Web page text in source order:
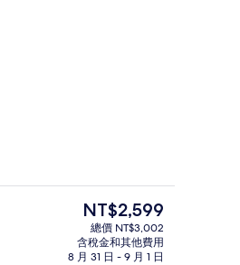
品泉雙人房 | 1 間臥室、羽絨被、遮
目
前
的
價
NT$2,599
總價 NT$3,002
含稅金和其他費用
8 月 31 日 - 9 月 1 日